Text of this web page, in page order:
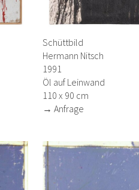
Schüttbild
Hermann Nitsch
1991
Öl auf Leinwand
110 x 90 cm
→ Anfrage